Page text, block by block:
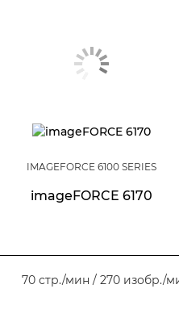
IMAGEFORCE 6100 SERIES
imageFORCE 6170
70 стр./мин / 270 изобр./